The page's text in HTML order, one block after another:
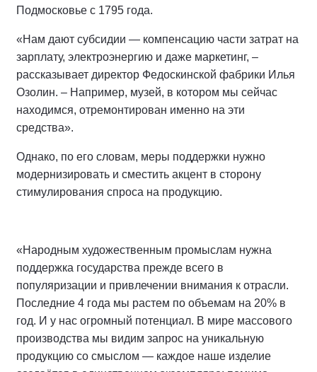
Подмосковье с 1795 года.
«Нам дают субсидии — компенсацию части затрат на
зарплату, электроэнергию и даже маркетинг, –
рассказывает директор Федоскинской фабрики Илья
Озолин. – Например, музей, в котором мы сейчас
находимся, отремонтирован именно на эти
средства».
Однако, по его словам, меры поддержки нужно
модернизировать и сместить акцент в сторону
стимулирования спроса на продукцию.
«Народным художественным промыслам нужна
поддержка государства прежде всего в
популяризации и привлечении внимания к отрасли.
Последние 4 года мы растем по объемам на 20% в
год. И у нас огромный потенциал. В мире массового
производства мы видим запрос на уникальную
продукцию со смыслом — каждое наше изделие